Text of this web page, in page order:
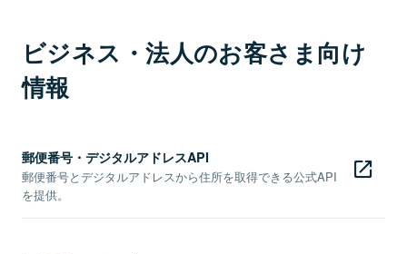
ビジネス・法人のお客さま向け
情報
郵便番号・デジタルアドレスAPI
郵便番号とデジタルアドレスから住所を取得できる公式API
を提供。